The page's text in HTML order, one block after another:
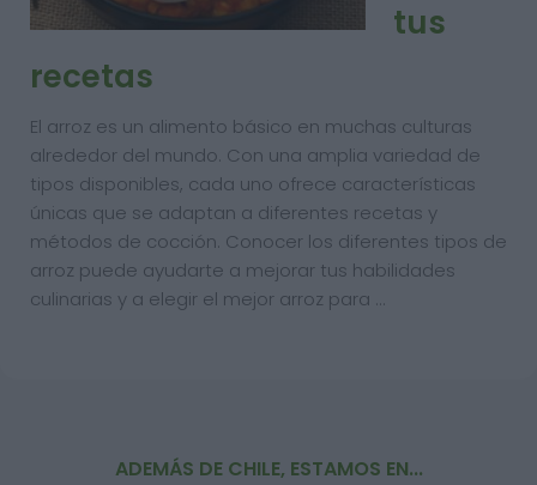
tus
recetas
El arroz es un alimento básico en muchas culturas
alrededor del mundo. Con una amplia variedad de
tipos disponibles, cada uno ofrece características
únicas que se adaptan a diferentes recetas y
métodos de cocción. Conocer los diferentes tipos de
arroz puede ayudarte a mejorar tus habilidades
culinarias y a elegir el mejor arroz para …
ADEMÁS DE CHILE, ESTAMOS EN...